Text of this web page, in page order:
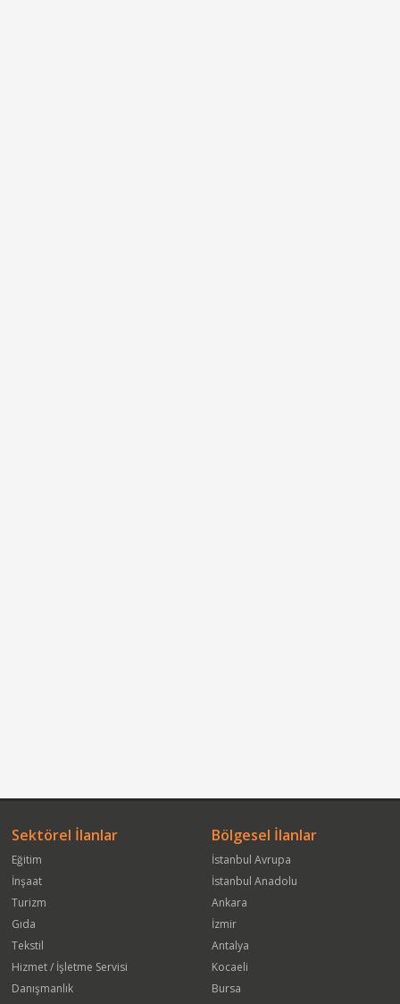
Sektörel İlanlar
Eğitim
İnşaat
Turizm
Gıda
Tekstil
Hizmet / İşletme Servisi
Danışmanlık
Bölgesel İlanlar
İstanbul Avrupa
İstanbul Anadolu
Ankara
İzmir
Antalya
Kocaeli
Bursa